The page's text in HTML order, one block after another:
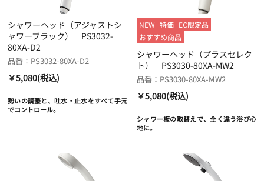
シャワーヘッド（アジャストシ
ャワーブラック） PS3032-
80XA-D2
品番：PS3032-80XA-D2
￥5,080(税込)
勢いの調整と、吐水・止水をすべて手元
でコントロール。
NEW 特価 EC限定品
おすすめ商品
シャワーヘッド（プラスセレク
ト） PS3030-80XA-MW2
品番：PS3030-80XA-MW2
￥5,080(税込)
シャワー板の取替えで、全く違う浴び心
地に。